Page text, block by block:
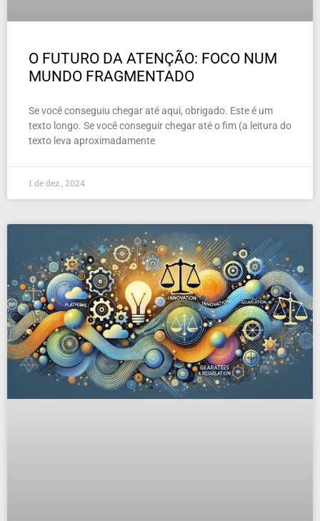
O FUTURO DA ATENÇÃO: FOCO NUM
MUNDO FRAGMENTADO
Se você conseguiu chegar até aqui, obrigado. Este é um
texto longo. Se você conseguir chegar até o fim (a leitura do
texto leva aproximadamente
1 de dez , 2024